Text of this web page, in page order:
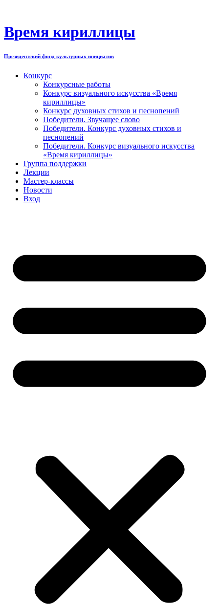
содержимому
Время кириллицы
Президентский фонд культурных инициатив
Конкурс
Конкурсные работы
Конкурс визуального искусства «Время
кириллицы»
Конкурс духовных стихов и песнопений
Победители. Звучащее слово
Победители. Конкурс духовных стихов и
песнопений
Победители. Конкурс визуального искусства
«Время кириллицы»
Группа поддержки
Лекции
Мастер-классы
Новости
Вход